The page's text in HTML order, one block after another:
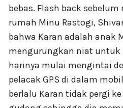
bebas. Flash back
rumah Minu Rastogi,
bahwa Karan adalah anak
mengurungkan niat untuk
harinya mulai mengintai
pelacak GPS di dalam
berlalu Karan tidak pergi